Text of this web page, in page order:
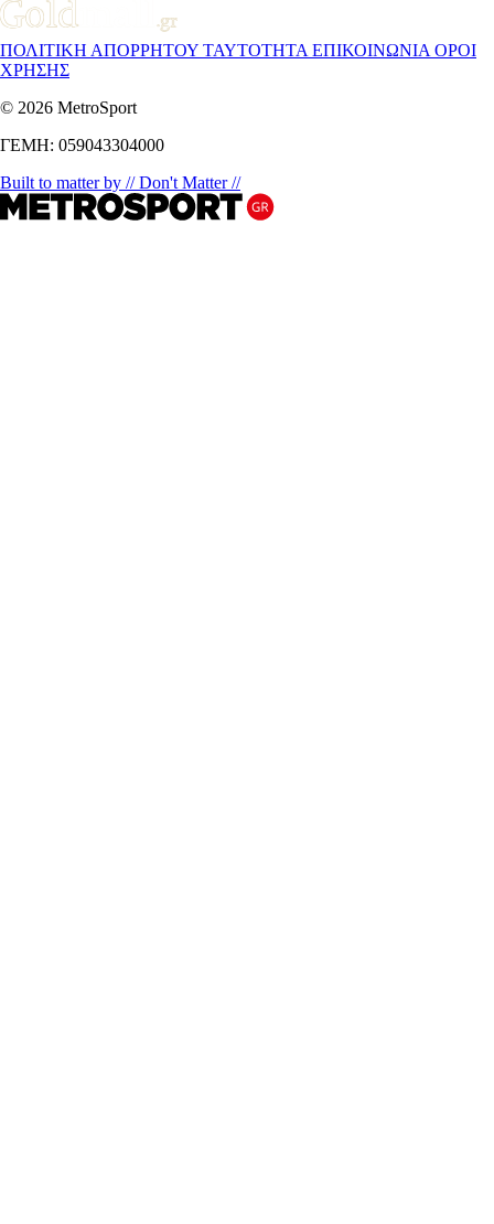
ΠΟΛΙΤΙΚΗ ΑΠΟΡΡΗΤΟΥ ΤΑΥΤΟΤΗΤΑ ΕΠΙΚΟΙΝΩΝΙΑ ΟΡΟΙ
ΧΡΗΣΗΣ
© 2026 MetroSport
ΓΕΜΗ: 059043304000
Built to matter by // Don't Matter //